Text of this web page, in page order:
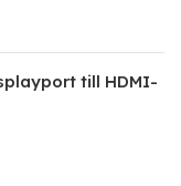
till HDMI-